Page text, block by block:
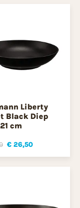
Liberty
Black Diep
cm
€ 26,50